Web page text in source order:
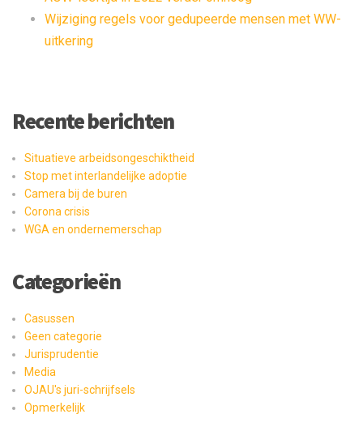
Wijziging regels voor gedupeerde mensen met WW-
uitkering
Recente berichten
Situatieve arbeidsongeschiktheid
Stop met interlandelijke adoptie
Camera bij de buren
Corona crisis
WGA en ondernemerschap
Categorieën
Casussen
Geen categorie
Jurisprudentie
Media
OJAU's juri-schrijfsels
Opmerkelijk